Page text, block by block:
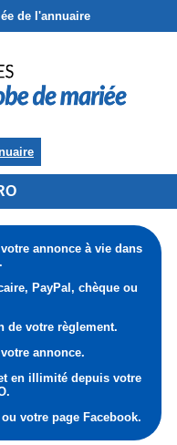
de l'annuaire
annonce à vie dans
PayPal, chèque ou
de votre règlement.
annonce.
en illimité depuis votre
votre page Facebook.